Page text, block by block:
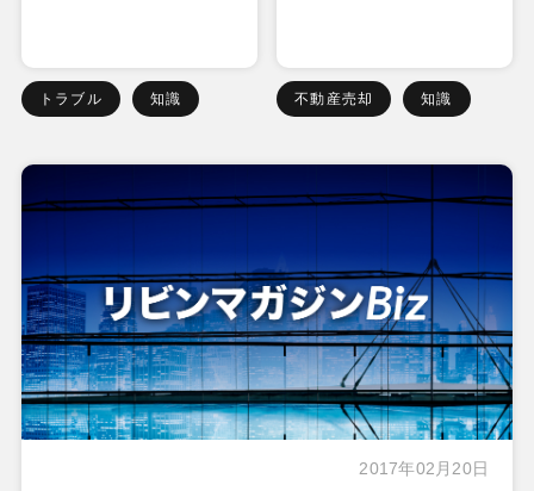
トラブル 知識 不動産売却 知識
2017年02月20日